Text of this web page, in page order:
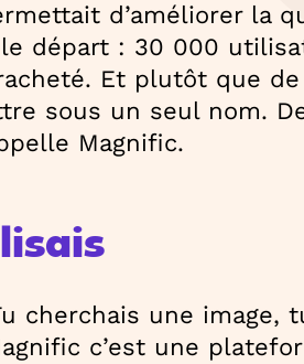
d’améliorer la
le départ : 30 000
Et plutôt que
sous un seul nom.
Magnific.
cherchais une image,
c’est une